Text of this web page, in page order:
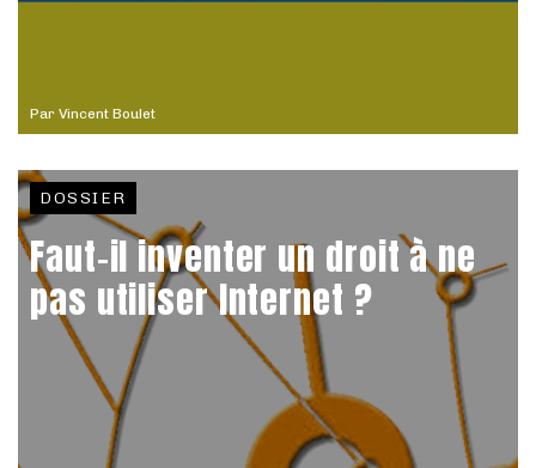
Par Vincent Boulet
DOSSIER
Faut-il inventer un droit à ne
pas utiliser Internet ?